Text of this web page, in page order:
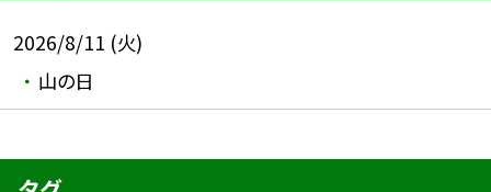
2026/8/11 (火)
山の日